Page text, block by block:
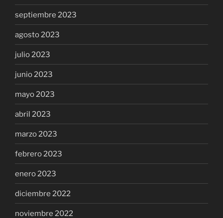
septiembre 2023
agosto 2023
julio 2023
junio 2023
mayo 2023
abril 2023
marzo 2023
febrero 2023
enero 2023
diciembre 2022
noviembre 2022